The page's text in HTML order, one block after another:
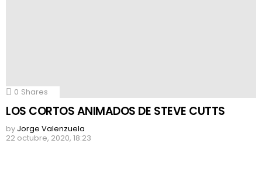
0 Shares
LOS CORTOS ANIMADOS DE STEVE CUTTS
by Jorge Valenzuela
22 octubre, 2020, 18:23